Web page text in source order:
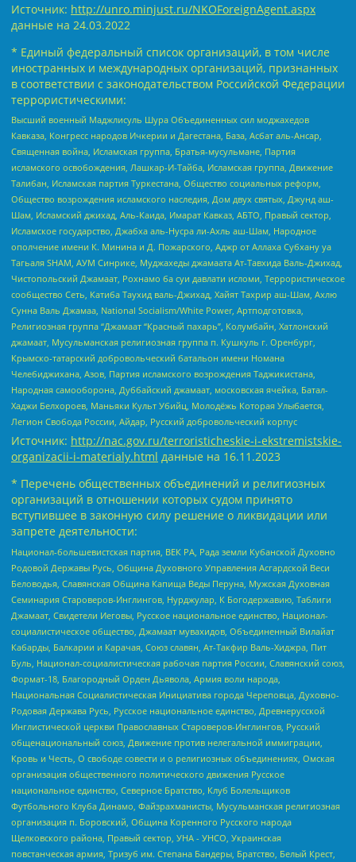
Источник: http://unro.minjust.ru/NKOForeignAgent.aspx
данные на 24.03.2022
* Единый федеральный список организаций, в том числе
иностранных и международных организаций, признанных
в соответствии с законодательством Российской Федерации
террористическими:
Высший военный Маджлисуль Шура Объединенных сил моджахедов
Кавказа, Конгресс народов Ичкерии и Дагестана, База, Асбат аль-Ансар,
Священная война, Исламская группа, Братья-мусульмане, Партия
исламского освобождения, Лашкар-И-Тайба, Исламская группа, Движение
Талибан, Исламская партия Туркестана, Общество социальных реформ,
Общество возрождения исламского наследия, Дом двух святых, Джунд аш-
Шам, Исламский джихад, Аль-Каида, Имарат Кавказ, АБТО, Правый сектор,
Исламское государство, Джабха аль-Нусра ли-Ахль аш-Шам, Народное
ополчение имени К. Минина и Д. Пожарского, Аджр от Аллаха Субхану уа
Тагьаля SHAM, АУМ Синрике, Муджахеды джамаата Ат-Тавхида Валь-Джихад,
Чистопольский Джамаат, Рохнамо ба суи давлати исломи, Террористическое
сообщество Сеть, Катиба Таухид валь-Джихад, Хайят Тахрир аш-Шам, Ахлю
Сунна Валь Джамаа, National Socialism/White Power, Артподготовка,
Религиозная группа “Джамаат “Красный пахарь”, Колумбайн, Хатлонский
джамаат, Мусульманская религиозная группа п. Кушкуль г. Оренбург,
Крымско-татарский добровольческий батальон имени Номана
Челебиджихана, Азов, Партия исламского возрождения Таджикистана,
Народная самооборона, Дуббайский джамаат, московская ячейка, Батал-
Хаджи Белхороев, Маньяки Культ Убийц, Молодёжь Которая Улыбается,
Легион Свобода России, Айдар, Русский добровольческий корпус
Источник: http://nac.gov.ru/terroristicheskie-i-ekstremistskie-
organizacii-i-materialy.html данные на 16.11.2023
* Перечень общественных объединений и религиозных
организаций в отношении которых судом принято
вступившее в законную силу решение о ликвидации или
запрете деятельности:
Национал-большевистская партия, ВЕК РА, Рада земли Кубанской Духовно
Родовой Державы Русь, Община Духовного Управления Асгардской Веси
Беловодья, Славянская Община Капища Веды Перуна, Мужская Духовная
Семинария Староверов-Инглингов, Нурджулар, К Богодержавию, Таблиги
Джамаат, Свидетели Иеговы, Русское национальное единство, Национал-
социалистическое общество, Джамаат мувахидов, Объединенный Вилайат
Кабарды, Балкарии и Карачая, Союз славян, Ат-Такфир Валь-Хиджра, Пит
Буль, Национал-социалистическая рабочая партия России, Славянский союз,
Формат-18, Благородный Орден Дьявола, Армия воли народа,
Национальная Социалистическая Инициатива города Череповца, Духовно-
Родовая Держава Русь, Русское национальное единство, Древнерусской
Инглистической церкви Православных Староверов-Инглингов, Русский
общенациональный союз, Движение против нелегальной иммиграции,
Кровь и Честь, О свободе совести и о религиозных объединениях, Омская
организация общественного политического движения Русское
национальное единство, Северное Братство, Клуб Болельщиков
Футбольного Клуба Динамо, Файзрахманисты, Мусульманская религиозная
организация п. Боровский, Община Коренного Русского народа
Щелковского района, Правый сектор, УНА - УНСО, Украинская
повстанческая армия, Тризуб им. Степана Бандеры, Братство, Белый Крест,